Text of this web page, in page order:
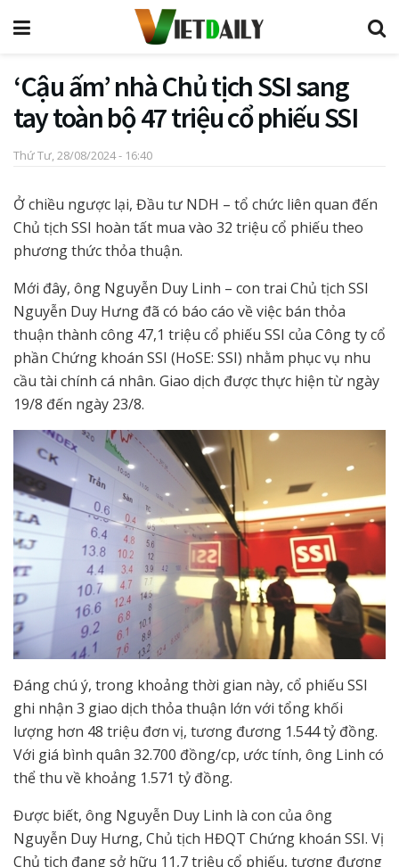
‘Cậu ấm’ nhà Chủ tịch SSI sang
tay toàn bộ 47 triệu cổ phiếu SSI
Thứ Tư, 28/08/2024 - 16:40
Ở chiều ngược lại, Đầu tư NDH – tổ chức liên quan đến
Chủ tịch SSI hoàn tất mua vào 32 triệu cổ phiếu theo
phương thức thỏa thuận.
Mới đây, ông Nguyễn Duy Linh – con trai Chủ tịch SSI
Nguyễn Duy Hưng đã có báo cáo về việc bán thỏa
thuận thành công 47,1 triệu cổ phiếu SSI của Công ty cổ
phần Chứng khoán SSI (HoSE: SSI) nhằm phục vụ nhu
cầu tài chính cá nhân. Giao dịch được thực hiện từ ngày
19/8 đến ngày 23/8.
Đáng chú ý, trong khoảng thời gian này, cổ phiếu SSI
ghi nhận 3 giao dịch thỏa thuận lớn với tổng khối
lượng hơn 48 triệu đơn vị, tương đương 1.544 tỷ đồng.
Với giá bình quân 32.700 đồng/cp, ước tính, ông Linh có
thể thu về khoảng 1.571 tỷ đồng.
Được biết, ông Nguyễn Duy Linh là con của ông
Nguyễn Duy Hưng, Chủ tịch HĐQT Chứng khoán SSI. Vị
Chủ tịch đang sở hữu 11,7 triệu cổ phiếu, tương đương